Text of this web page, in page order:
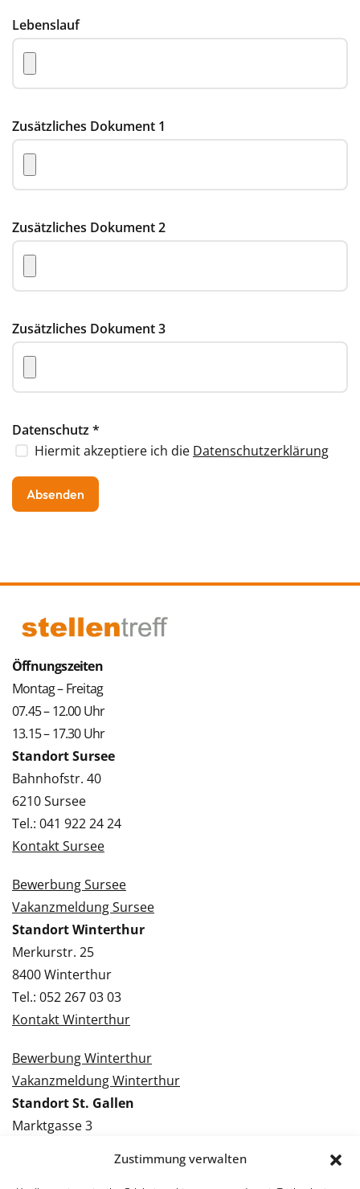
Zustimmung verwalten
Lebenslauf
Zusätzliches Dokument 1
Zusätzliches Dokument 2
Zusätzliches Dokument 3
Datenschutz*
Hiermit akzeptiere ich die Datenschutzerklärung
Öffnungszeiten
Montag – Freitag
07.45 – 12.00 Uhr
13.15 – 17.30 Uhr
Standort Sursee
Bahnhofstr. 40
6210 Sursee
Tel.: 041 922 24 24
Kontakt Sursee
Bewerbung Sursee
Vakanzmeldung Sursee
Standort Winterthur
Merkurstr. 25
8400 Winterthur
Tel.: 052 267 03 03
Kontakt Winterthur
Bewerbung Winterthur
Vakanzmeldung Winterthur
Standort St. Gallen
Marktgasse 3